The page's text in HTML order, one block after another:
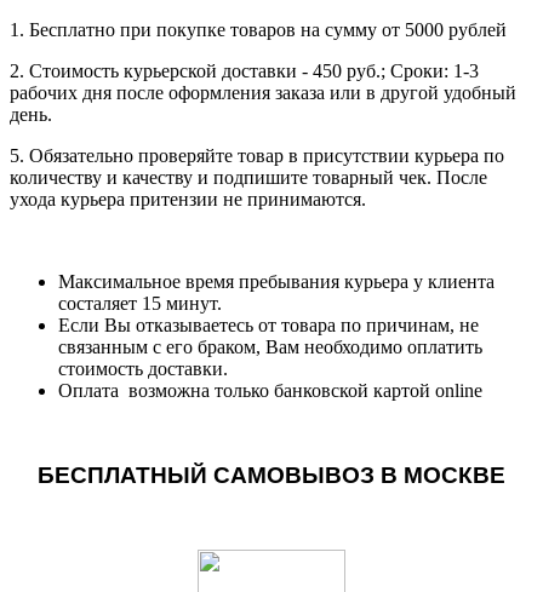
1. Бесплатно при покупке товаров на сумму от 5000 рублей
2. Стоимость курьерской доставки - 450 руб.; Сроки: 1-3
рабочих дня после оформления заказа или в другой удобный
день.
5. Обязательно проверяйте товар в присутствии курьера по
количеству и качеству и подпишите товарный чек. После
ухода курьера притензии не принимаются.
Максимальное время пребывания курьера у клиента
состаляет 15 минут.
Если Вы отказываетесь от товара по причинам, не
связанным с его браком, Вам необходимо оплатить
стоимость доставки.
Оплата возможна только банковской картой online
БЕСПЛАТНЫЙ САМОВЫВОЗ В МОСКВЕ